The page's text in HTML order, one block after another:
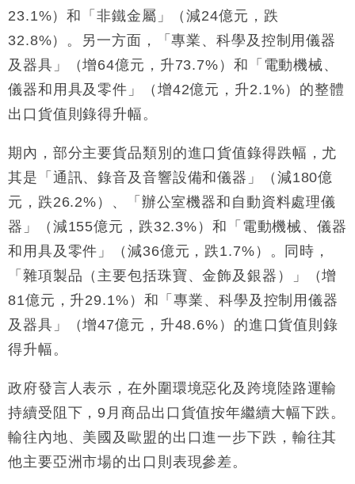
23.1%）和「非鐵金屬」（減24億元，跌
32.8%）。另一方面，「專業、科學及控制用儀器
及器具」（增64億元，升73.7%）和「電動機械、
儀器和用具及零件」（增42億元，升2.1%）的整體
出口貨值則錄得升幅。
期內，部分主要貨品類別的進口貨值錄得跌幅，尤
其是「通訊、錄音及音響設備和儀器」（減180億
元，跌26.2%）、「辦公室機器和自動資料處理儀
器」（減155億元，跌32.3%）和「電動機械、儀器
和用具及零件」（減36億元，跌1.7%）。同時，
「雜項製品（主要包括珠寶、金飾及銀器）」（增
81億元，升29.1%）和「專業、科學及控制用儀器
及器具」（增47億元，升48.6%）的進口貨值則錄
得升幅。
政府發言人表示，在外圍環境惡化及跨境陸路運輸
持續受阻下，9月商品出口貨值按年繼續大幅下跌。
輸往內地、美國及歐盟的出口進一步下跌，輸往其
他主要亞洲市場的出口則表現參差。